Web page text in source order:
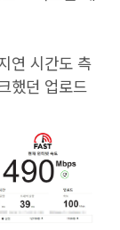
연 시간도 측
했던 업로드